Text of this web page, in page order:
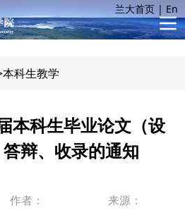
兰大首页 | En
本科生教学
本科生毕业论文（设
辩、收录的通知
作者： 来源：